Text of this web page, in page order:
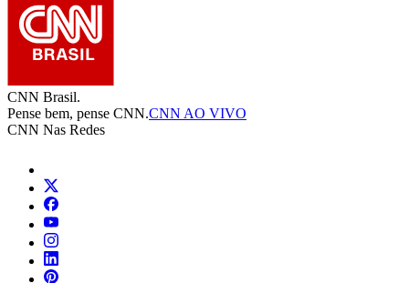
CNN Brasil.
Pense bem, pense CNN.CNN AO VIVO
CNN Nas Redes